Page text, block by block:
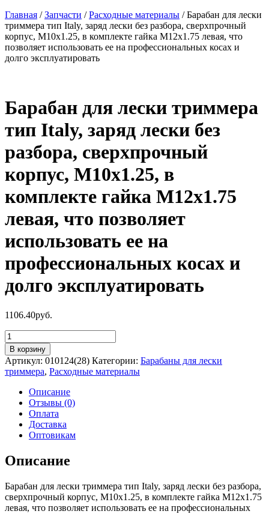
Главная /Запчасти /Расходные материалы / Барабан для лески
триммера тип Italy, заряд лески без разбора, сверхпрочный
корпус, М10х1.25, в комплекте гайка М12х1.75 левая, что
позволяет использовать ее на профессиональных косах и
долго эксплуатировать
Барабан для лески триммера
тип Italy, заряд лески без
разбора, сверхпрочный
корпус, М10х1.25, в
комплекте гайка М12х1.75
левая, что позволяет
использовать ее на
профессиональных косах и
долго эксплуатировать
1106.40руб.
Количество
товара
Барабан
для
лески
триммера
Italy,
заряд
лески
разбора,
сверхпрочный
М10х1.25,
в
комплекте
В корзину
Артикул: 010124(28) Категории: Барабаны для лески
триммера, Расходные материалы
Описание
Отзывы (0)
Оплата
Доставка
Оптовикам
Описание
Барабан для лески триммера тип Italy, заряд лески без разбора,
сверхпрочный корпус, М10х1.25, в комплекте гайка М12х1.75
левая, что позволяет использовать ее на профессиональных